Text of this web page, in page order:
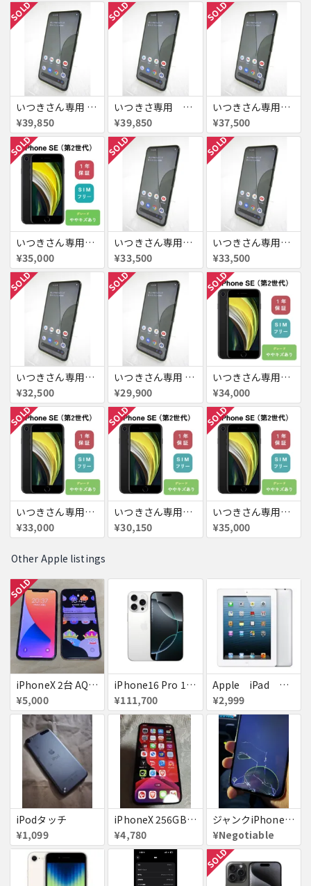
SOLD
いつきさん専用 Google pixel 5a
¥39,850
SOLD
いつきさ専用 Google pixel 5a
¥39,850
SOLD
いつきさん専用 Google pixel 5a
¥37,500
SOLD
いつきさん専用 iPhoneSE
¥35,000
SOLD
いつきさん専用 Google pixel 5a
¥33,500
SOLD
いつきさん専用 Google pixel 5a
¥33,500
SOLD
いつきさん専用 Google pixel 5a
¥32,500
SOLD
いつきさん専用 Google pixel 5a
¥29,900
SOLD
いつきさん専用 iPhoneSE
¥34,000
SOLD
いつきさん専用 iPhone SE
¥33,000
SOLD
いつきさん専用 iPhone SE
¥30,150
SOLD
いつきさん専用 iPhoneSE
¥35,000
Other Apple listings
SOLD
iPhoneX 2台 AQUOSsense5g ジャンク品
¥5,000
iPhone16 Pro 128GB ホワイトチタニウム docomo 送料無料
¥111,700
Apple iPad ミニ
¥2,999
iPodタッチ
¥1,099
iPhoneX 256GB ▲softbank ジャンク スペースグレイ A1902 送料無料
¥4,780
ジャンクiPhone13ProMax 128GB ドコモ
¥Negotiable
SOLD